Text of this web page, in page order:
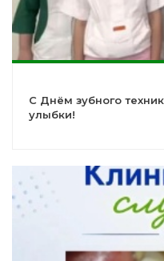
С Днём зубного
улыбки!